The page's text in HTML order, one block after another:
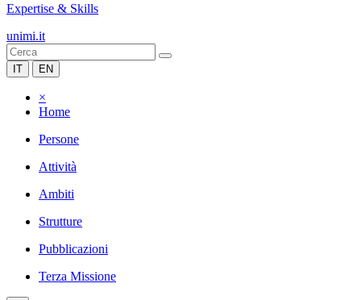
Expertise & Skills
unimi.it
IT EN
×
Home
Persone
Attività
Ambiti
Strutture
Pubblicazioni
Terza Missione